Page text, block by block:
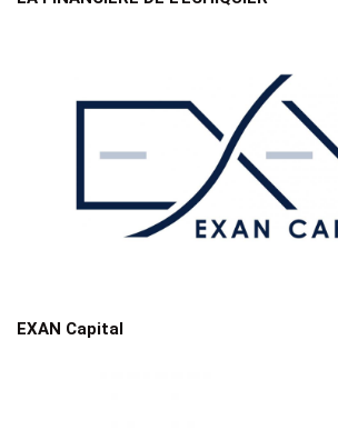
EXAN Capital